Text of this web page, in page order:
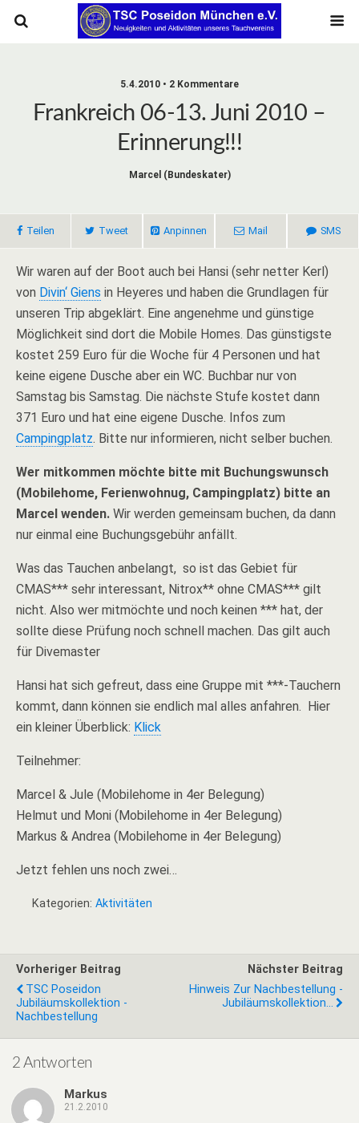
5.4.2010 • 2 Kommentare
Frankreich 06-13. Juni 2010 –
Erinnerung!!!
Marcel (bundeskater)
Teilen Tweet Anpinnen Mail SMS
Wir waren auf der Boot auch bei Hansi (sehr netter Kerl)
von Divin‘ Giens in Heyeres und haben die Grundlagen für
unseren Trip abgeklärt. Eine angenehme und günstige
Möglichkeit sind dort die Mobile Homes. Das günstigste
kostet 259 Euro für die Woche für 4 Personen und hat
keine eigene Dusche aber ein WC. Buchbar nur von
Samstag bis Samstag. Die nächste Stufe kostet dann
371 Euro und hat eine eigene Dusche. Infos zum
Campingplatz. Bitte nur informieren, nicht selber buchen.
Wer mitkommen möchte bitte mit Buchungswunsch
(Mobilehome, Ferienwohnug, Campingplatz) bitte an
Marcel wenden. Wir werden gemeinsam buchen, da dann
nur einmal eine Buchungsgebühr anfällt.
Was das Tauchen anbelangt, so ist das Gebiet für
CMAS*** sehr interessant, Nitrox** ohne CMAS*** gilt
nicht. Also wer mitmöchte und noch keinen *** hat, der
sollte diese Prüfung noch schnell machen. Das gilt auch
für Divemaster
Hansi hat sich gefreut, dass eine Gruppe mit ***-Tauchern
kommt, dann können sie endlich mal alles anfahren. Hier
ein kleiner Überblick: Klick
Teilnehmer:
Marcel & Jule (Mobilehome in 4er Belegung)
Helmut und Moni (Mobilehome in 4er Belegung)
Markus & Andrea (Mobilehome in 4er Belegung)
Jetzt fehlen uns noch zwei…
Kategorien: Aktivitäten
Vorheriger Beitrag
TSC Poseidon
Jubiläumskollektion -
Nachbestellung
Nächster Beitrag
Hinweis Zur Nachbestellung -
Jubiläumskollektion...
2 Antworten
Markus
21.2.2010